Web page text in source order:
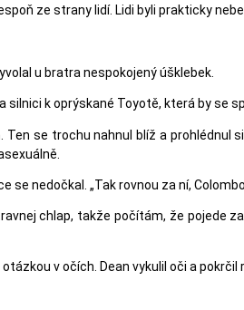
ze strany lidí. Lidi byli prakticky
u bratra nespokojený úšklebek.
k oprýskané Toyotě, která by se
se trochu nahnul blíž a prohlédnul
se nedočkal. „Tak rovnou za ní,
chlap, takže počítám, že pojede
v očích. Dean vykulil oči a pokrčil